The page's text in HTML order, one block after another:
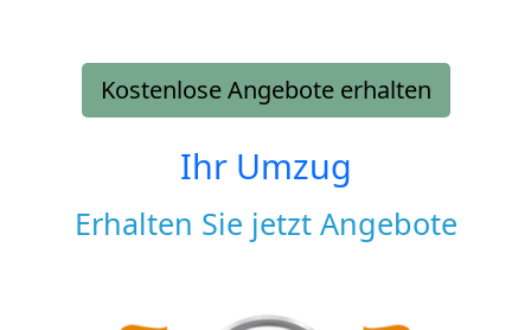
Kostenlose Angebote erhalten
Ihr Umzug
Erhalten Sie jetzt Angebote